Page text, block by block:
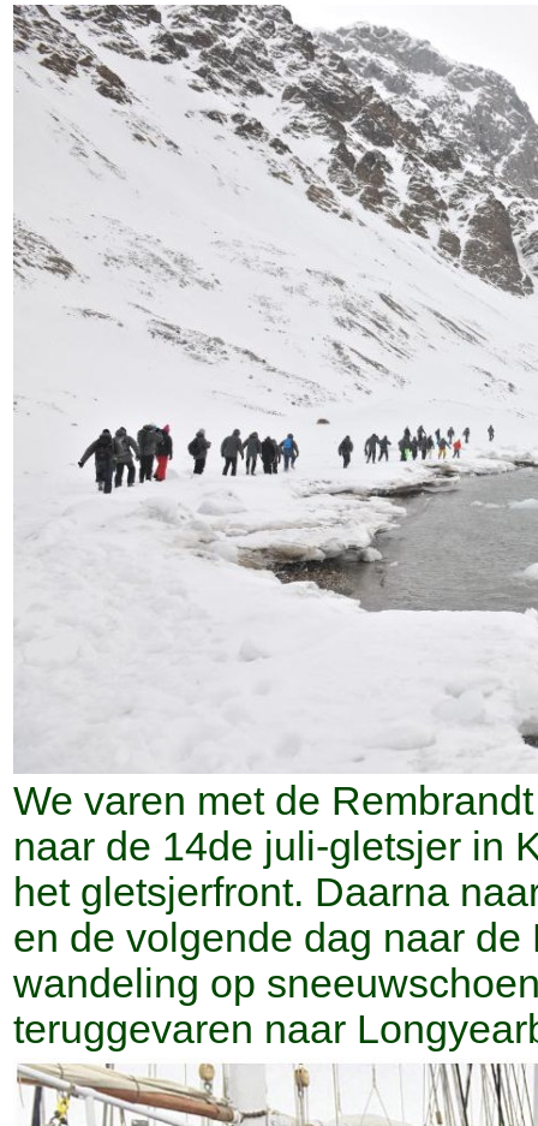
We varen met de
naar de 14de juli-gletsjer in
het gletsjerfront. Daarna
en de volgende dag naar
wandeling op
teruggevaren naar